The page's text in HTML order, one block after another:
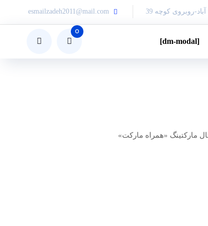
روبروی کوچه 39 esmailzadeh2011@mail.com
[dm-modal]
0
مارکتینگ «همراه مارکت»